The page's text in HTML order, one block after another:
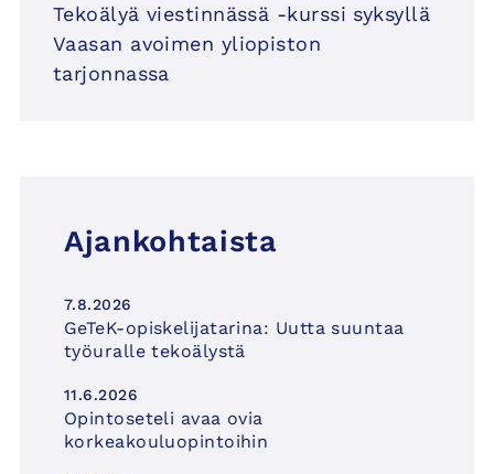
Tekoälyä viestinnässä -kurssi syksyllä
Vaasan avoimen yliopiston
tarjonnassa
Ajankohtaista
7.8.2026
GeTeK-opiskelijatarina: Uutta suuntaa
työuralle tekoälystä
11.6.2026
Opintoseteli avaa ovia
korkeakouluopintoihin